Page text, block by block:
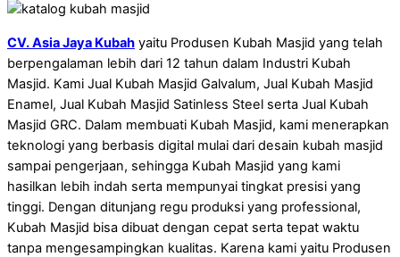
CV. Asia Jaya Kubah yaitu Produsen Kubah Masjid yang telah
berpengalaman lebih dari 12 tahun dalam Industri Kubah
Masjid. Kami Jual Kubah Masjid Galvalum, Jual Kubah Masjid
Enamel, Jual Kubah Masjid Satinless Steel serta Jual Kubah
Masjid GRC. Dalam membuati Kubah Masjid, kami menerapkan
teknologi yang berbasis digital mulai dari desain kubah masjid
sampai pengerjaan, sehingga Kubah Masjid yang kami
hasilkan lebih indah serta mempunyai tingkat presisi yang
tinggi. Dengan ditunjang regu produksi yang professional,
Kubah Masjid bisa dibuat dengan cepat serta tepat waktu
tanpa mengesampingkan kualitas. Karena kami yaitu Produsen